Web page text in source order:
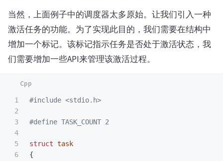
当然，上面例子中的调度器太多原始。让我们引入一种
激活任务的功能。为了实现此目的，我们需要在结构中
增加一个标记。该标记指示任务是否处于激活状态，我
们需要增加一些API来管理该激活过程。
1
2
3
4
5
6
#include <stdio.h>
struct task
{